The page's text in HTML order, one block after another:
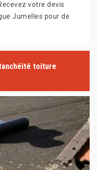
votre devis
Jumelles pour de
toiture